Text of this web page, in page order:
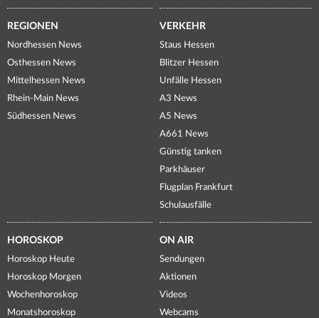
REGIONEN
Nordhessen News
Osthessen News
Mittelhessen News
Rhein-Main News
Südhessen News
VERKEHR
Staus Hessen
Blitzer Hessen
Unfälle Hessen
A3 News
A5 News
A661 News
Günstig tanken
Parkhäuser
Flugplan Frankfurt
Schulausfälle
HOROSKOP
Horoskop Heute
Horoskop Morgen
Wochenhoroskop
Monatshoroskop
ON AIR
Sendungen
Aktionen
Videos
Webcams